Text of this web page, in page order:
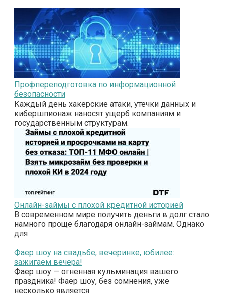
Профпереподготовка по информационной
безопасности
Каждый день хакерские атаки, утечки данных и
кибершпионаж наносят ущерб компаниям и
государственным структурам.
Онлайн-займы с плохой кредитной историей
В современном мире получить деньги в долг стало
намного проще благодаря онлайн-займам. Однако
для
Фаер шоу на свадьбе, вечеринке, юбилее:
зажигаем вечера!
Фаер шоу — огненная кульминация вашего
праздника! Фаер шоу, без сомнения, уже
несколько является